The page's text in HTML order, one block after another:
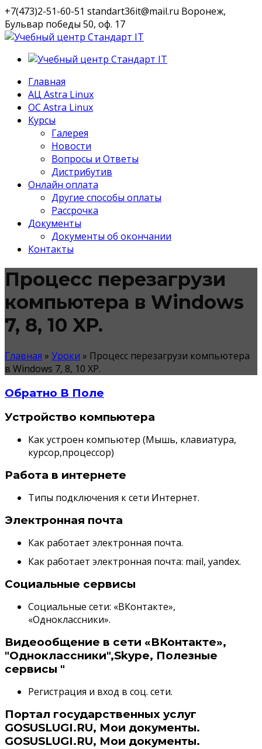
+7(473)2-51-60-51 standart36it@mail.ru Воронеж,
Бульвар победы 50, оф. 17
VK
Главная
АЦ Astra Linux
OC Astra Linux
Курсы
Галерея
Новости
Вопросы и Ответы
Дистрибутив
Онлайн оплата
Другие способы оплаты
Рассрочка
Документы
Документы об окончании
Контакты
Процесс перезагрузи
компьютера в Windows
7, 8, 10 XP.
Главная » Уроки » Процесс перезагрузи компьютера
в Windows 7, 8, 10 XP.
Обратно В Поле
Устройство компьютера
Как устроен компьютер (Мышь, клавиатура,
курсор,процессор)
Работа в интернете
Типы подключения к сети Интернет.
Электронная почта
Как работает электронная почта.
Как работает электронная почта: mail, yandex.
Социальные сервисы
Социальные сети: «ВКонтакте»,
«Одноклассники».
Видеообщение в сети «ВКонтакте»,
"Одноклассники",Skype, Полезные
сервисы "
Регистрация и вход в соц. сети.
Портал государственных услуг
GOSUSLUGI.RU, Мои документы.
GOSUSLUGI.RU, Мои документы.